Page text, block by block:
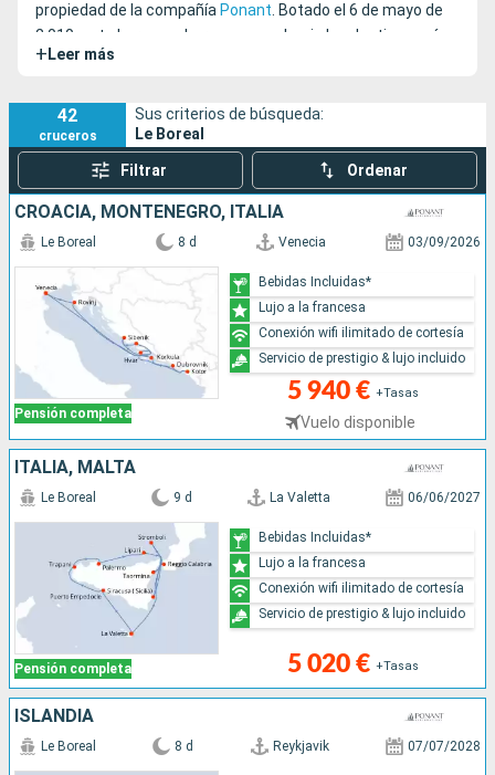
propiedad de la compañía Ponant. Botado el 6 de mayo de
2.010, este hermoso barco navega hacia los destinos más
remotos y vírgenes del planeta.
+ Leer más
42
cruceros
Sus criterios de búsqueda:
Le Boreal
Filtrar Ordenar
CROACIA, MONTENEGRO, ITALIA
Pensión completa
Le Boreal 8 d Venecia 03/09/2026
5 940 € +Tasas
Vuelo disponible
Bebidas Incluidas*
Lujo a la francesa
Conexión wifi ilimitado de cortesía
Servicio de prestigio & lujo incluido
ITALIA, MALTA
Pensión completa
Le Boreal 9 d La Valetta 06/06/2027
5 020 € +Tasas
Bebidas Incluidas*
Lujo a la francesa
Conexión wifi ilimitado de cortesía
Servicio de prestigio & lujo incluido
ISLANDIA
Le Boreal 8 d Reykjavik 07/07/2028